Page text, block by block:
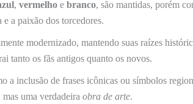
, vermelho e branco, são mantidas, porém
a paixão dos torcedores.
modernizado, mantendo suas raízes
tanto os fãs antigos quanto os novos.
a inclusão de frases icônicas ou símbolos
uma verdadeira obra de arte.